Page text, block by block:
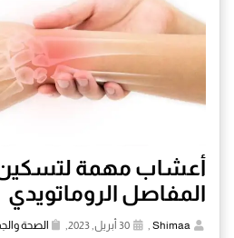
أعشاب مهمة لتسكين
المفاصل الروماتويدي
Shimaa
, الصحة